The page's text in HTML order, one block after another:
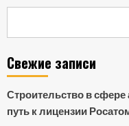
Свежие записи
Строительство в сфере
путь к лицензии